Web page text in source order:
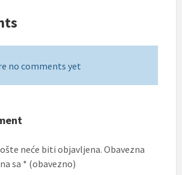
no comments yet
neće biti objavljena. Obavezna
sa * (obavezno)